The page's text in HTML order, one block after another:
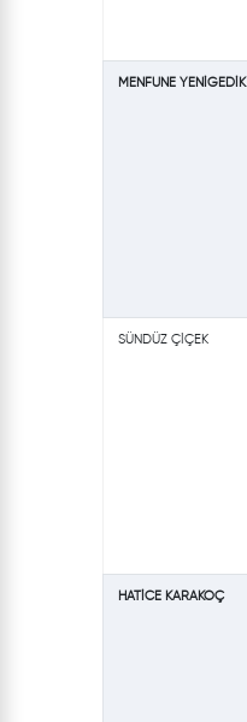
MENFUNE YENİGEDİK
SÜNDÜZ ÇİÇEK
HATİCE KARAKOÇ